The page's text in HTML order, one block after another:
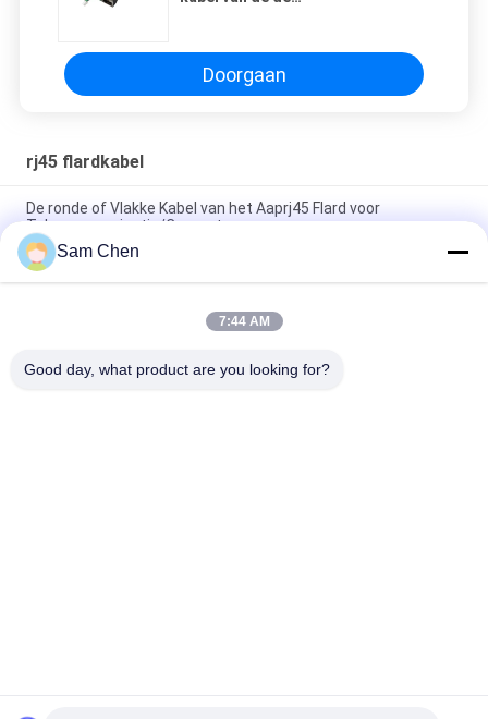
Doorgaan
rj45 flardkabel
De ronde of Vlakke Kabel van het Aaprj45 Flard voor
Telecommunicatie/Computer
8P8C 1 tot 2 RJ45 Ethernet Splitsersschakelaar met drie
richtingen
Mannetje aan de Vrouwelijke 1m Kabel van het Katten6a
Sam Chen
7:44 AM
Good day, what product are you looking for?